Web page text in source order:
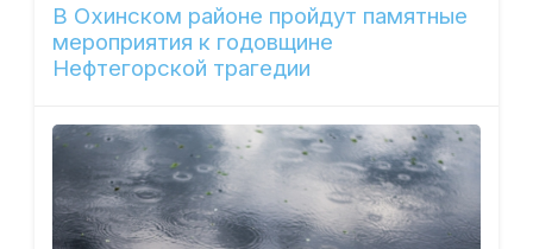
В Охинском районе пройдут памятные
мероприятия к годовщине
Нефтегорской трагедии